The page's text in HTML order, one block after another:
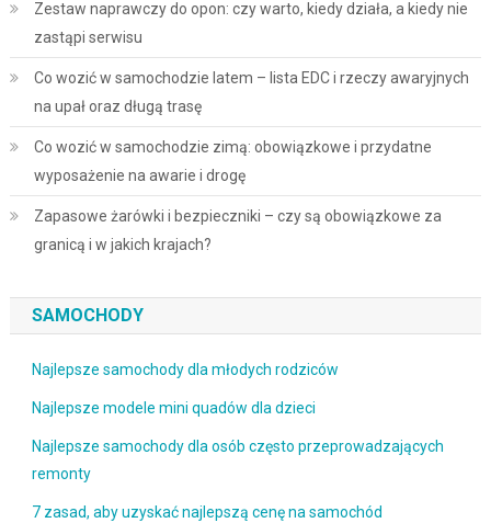
Zestaw naprawczy do opon: czy warto, kiedy działa, a kiedy nie
zastąpi serwisu
Co wozić w samochodzie latem – lista EDC i rzeczy awaryjnych
na upał oraz długą trasę
Co wozić w samochodzie zimą: obowiązkowe i przydatne
wyposażenie na awarie i drogę
Zapasowe żarówki i bezpieczniki – czy są obowiązkowe za
granicą i w jakich krajach?
SAMOCHODY
Najlepsze samochody dla młodych rodziców
Najlepsze modele mini quadów dla dzieci
Najlepsze samochody dla osób często przeprowadzających
remonty
7 zasad, aby uzyskać najlepszą cenę na samochód